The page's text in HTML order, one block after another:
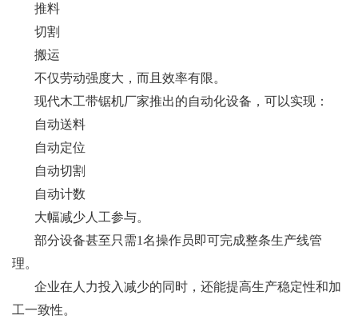
推料
切割
搬运
不仅劳动强度大，而且效率有限。
现代木工带锯机厂家推出的自动化设备，可以实现：
自动送料
自动定位
自动切割
自动计数
大幅减少人工参与。
部分设备甚至只需1名操作员即可完成整条生产线管
理。
企业在人力投入减少的同时，还能提高生产稳定性和加
工一致性。